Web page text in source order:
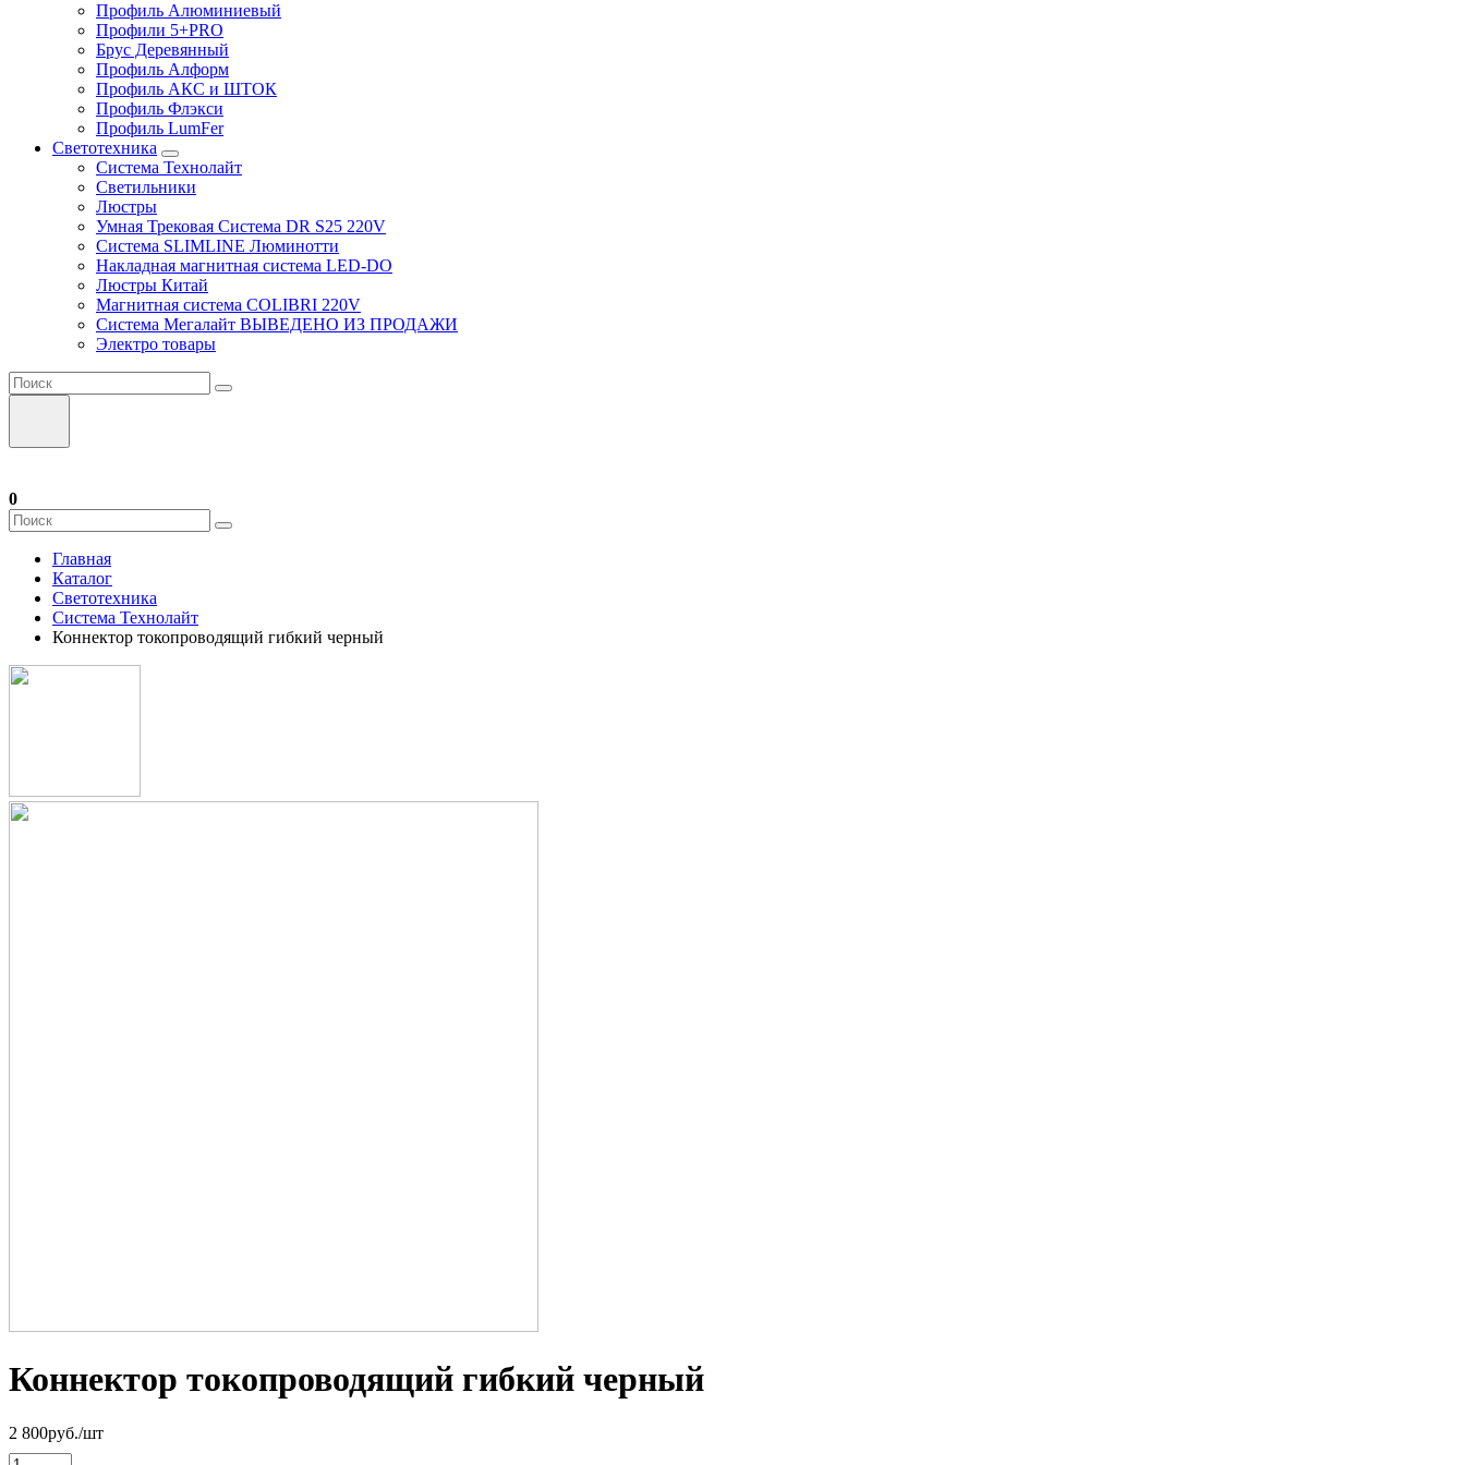
Профиль Алюминиевый
Профили 5+PRO
Брус Деревянный
Профиль Алформ
Профиль АКС и ШТОК
Профиль Флэкси
Профиль LumFer
Светотехника
Система Технолайт
Светильники
Люстры
Умная Трековая Система DR S25 220V
Система SLIMLINE Люминотти
Накладная магнитная система LED-DO
Люстры Китай
Магнитная система COLIBRI 220V
Система Мегалайт ВЫВЕДЕНО ИЗ ПРОДАЖИ
Электро товары
0
Главная
Каталог
Светотехника
Система Технолайт
Коннектор токопроводящий гибкий черный
Коннектор токопроводящий гибкий черный
2 800руб./шт